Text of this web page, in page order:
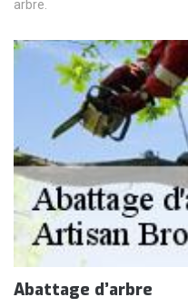
arbre.
Abattage d’arbre